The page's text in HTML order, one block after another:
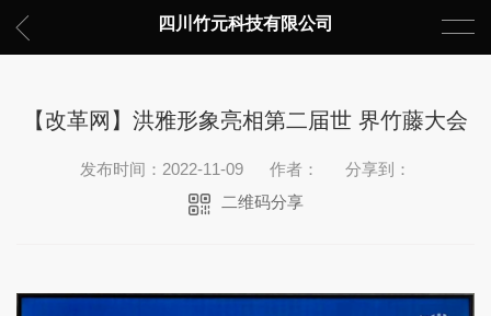
四川竹元科技有限公司
【改革网】洪雅形象亮相第二届世 界竹藤大会
发布时间：2022-11-09 作者：
分享到：
二维码分享